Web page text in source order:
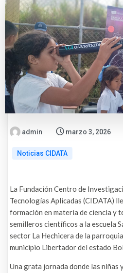
admin marzo 3, 2026
Noticias CIDATA
La Fundación Centro de
Tecnologías Aplicadas (CIDATA)
formación en materia de ciencia y
semilleros científicos a la escuela
sector La Hechicera de la
municipio Libertador del estado
Una grata jornada donde las niñas